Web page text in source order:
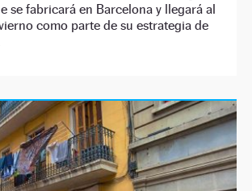
se fabricará en Barcelona y llegará al
como parte de su estrategia de